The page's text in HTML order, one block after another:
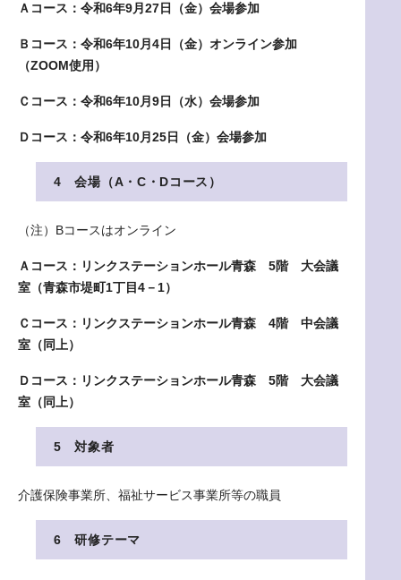
Ａコース：令和6年9月27日（金）会場参加
Ｂコース：令和6年10月4日（金）オンライン参加
（ZOOM使用）
Ｃコース：令和6年10月9日（水）会場参加
Ｄコース：令和6年10月25日（金）会場参加
4 会場（A・C・Dコース）
（注）Bコースはオンライン
Ａコース：リンクステーションホール青森 5階 大会議
室（青森市堤町1丁目4－1）
Ｃコース：リンクステーションホール青森 4階 中会議
室（同上）
Ｄコース：リンクステーションホール青森 5階 大会議
室（同上）
5 対象者
介護保険事業所、福祉サービス事業所等の職員
6 研修テーマ